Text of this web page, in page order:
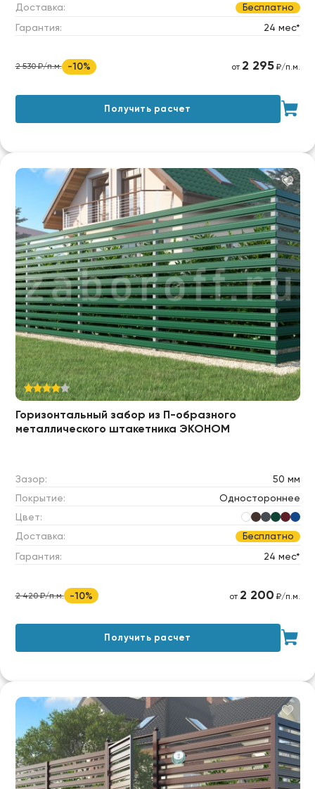
Доставка:
Бесплатно
Гарантия: 24 мес*
2 530 ₽/п.м. -10% от 2 295₽/п.м.
Получить расчет
Горизонтальный забор из П-образного
металлического штакетника ЭКОНОМ
Зазор:
50 мм
Покрытие:
Одностороннее
Цвет:
Доставка:
Бесплатно
Гарантия: 24 мес*
2 420 ₽/п.м. -10% от 2 200 ₽/п.м.
Получить расчет